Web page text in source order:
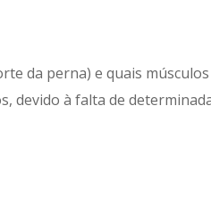
da perna) e quais
devido à falta de